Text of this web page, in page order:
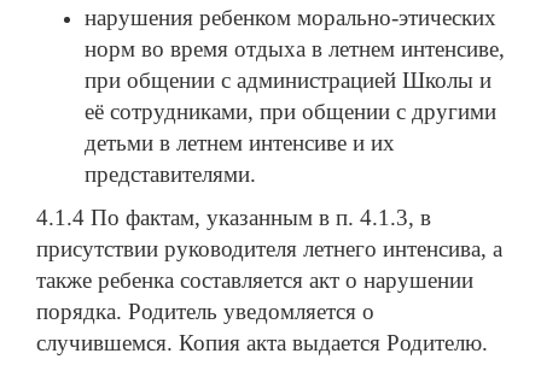
нарушения ребенком морально-этических
норм во время отдыха в летнем интенсиве,
при общении с администрацией Школы и
её сотрудниками, при общении с другими
детьми в летнем интенсиве и их
представителями.
4.1.4 По фактам, указанным в п. 4.1.3, в
присутствии руководителя летнего интенсива, а
также ребенка составляется акт о нарушении
порядка. Родитель уведомляется о
случившемся. Копия акта выдается Родителю.